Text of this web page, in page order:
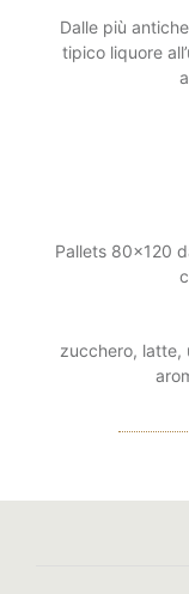
Dalle più
tipico liquore
Pallets 80×120
zucchero, latte,